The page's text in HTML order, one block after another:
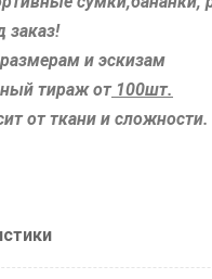
заказ!
и эскизам
тираж от100шт.
от ткани и сложности.